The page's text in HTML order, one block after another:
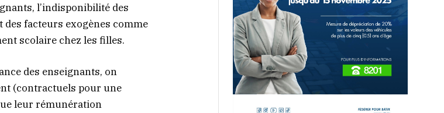
l’indisponibilité des
facteurs exogènes comme
scolaire chez les filles.
des enseignants, on
(contractuels pour une
leur rémunération